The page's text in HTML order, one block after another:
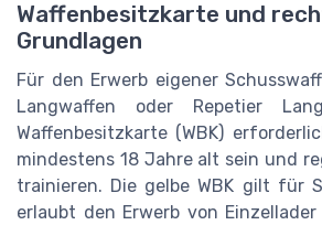
Waffenbesitzkarte und
Grundlagen
Für den Erwerb eigener
Langwaffen oder Repetier
Waffenbesitzkarte (WBK)
mindestens 18 Jahre alt sein und
trainieren. Die gelbe WBK gilt für
erlaubt den Erwerb von